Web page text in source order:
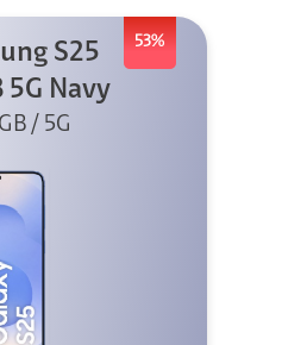
53%
S25
5G Navy
/ 5G